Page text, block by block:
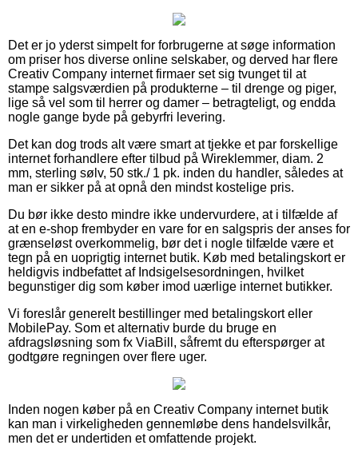
Det er jo yderst simpelt for forbrugerne at søge information
om priser hos diverse online selskaber, og derved har flere
Creativ Company internet firmaer set sig tvunget til at
stampe salgsværdien på produkterne – til drenge og piger,
lige så vel som til herrer og damer – betragteligt, og endda
nogle gange byde på gebyrfri levering.
Det kan dog trods alt være smart at tjekke et par forskellige
internet forhandlere efter tilbud på Wireklemmer, diam. 2
mm, sterling sølv, 50 stk./ 1 pk. inden du handler, således at
man er sikker på at opnå den mindst kostelige pris.
Du bør ikke desto mindre ikke undervurdere, at i tilfælde af
at en e-shop frembyder en vare for en salgspris der anses for
grænseløst overkommelig, bør det i nogle tilfælde være et
tegn på en uoprigtig internet butik. Køb med betalingskort er
heldigvis indbefattet af Indsigelsesordningen, hvilket
begunstiger dig som køber imod uærlige internet butikker.
Vi foreslår generelt bestillinger med betalingskort eller
MobilePay. Som et alternativ burde du bruge en
afdragsløsning som fx ViaBill, såfremt du efterspørger at
godtgøre regningen over flere uger.
Inden nogen køber på en Creativ Company internet butik
kan man i virkeligheden gennemløbe dens handelsvilkår,
men det er undertiden et omfattende projekt.